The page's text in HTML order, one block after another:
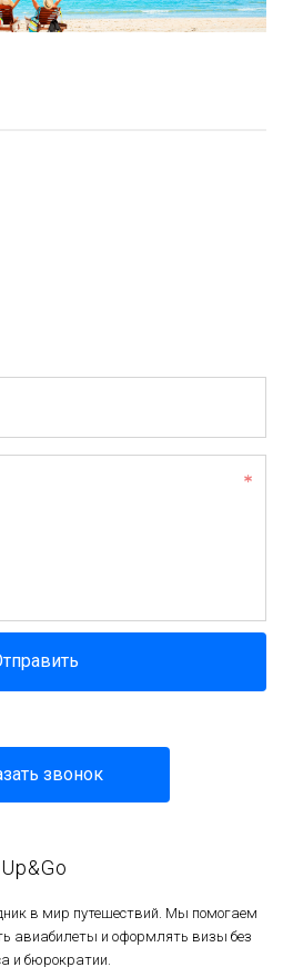
звонок
Up&Go
в мир путешествий. Мы помогаем
авиабилеты и оформлять визы без
и бюрократии.